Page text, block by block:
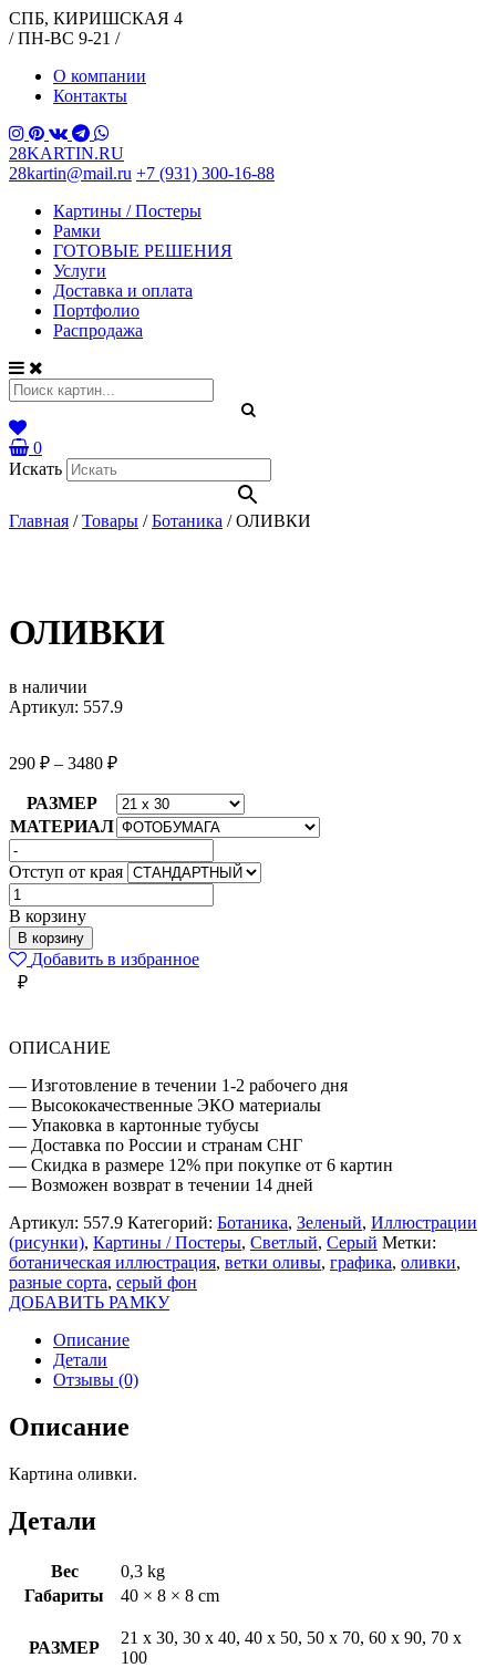
СПБ, КИРИШСКАЯ 4
/ ПН-ВС 9-21 /
О компании
Контакты
28KARTIN.RU
28kartin@mail.ru +7 (931) 300-16-88
Картины / Постеры
Рамки
ГОТОВЫЕ РЕШЕНИЯ
Услуги
Доставка и оплата
Портфолио
Распродажа
0
Искать
Главная /Товары /Ботаника /ОЛИВКИ
ОЛИВКИ
в наличии
Артикул: 557.9
290 ₽ – 3480 ₽
РАЗМЕР
МАТЕРИАЛ
Отступ от края
Количество
товара
ОЛИВКИ
В корзину
В корзину
Добавить в избранное
₽
ОПИСАНИЕ
— Изготовление в течении 1-2 рабочего дня
— Высококачественные ЭКО материалы
— Упаковка в картонные тубусы
— Доставка по России и странам СНГ
— Скидка в размере 12% при покупке от 6 картин
— Возможен возврат в течении 14 дней
Артикул: 557.9 Категорий: Ботаника, Зеленый, Иллюстрации
(рисунки), Картины / Постеры, Светлый, Серый Метки:
ботаническая иллюстрация, ветки оливы, графика, оливки,
разные сорта, серый фон
ДОБАВИТЬ РАМКУ
Описание
Детали
Отзывы (0)
Описание
Картина оливки.
Детали
Вес
0,3 kg
Габариты
40 × 8 × 8 cm
РАЗМЕР
21 х 30, 30 х 40, 40 х 50, 50 х 70, 60 х 90, 70 х
100